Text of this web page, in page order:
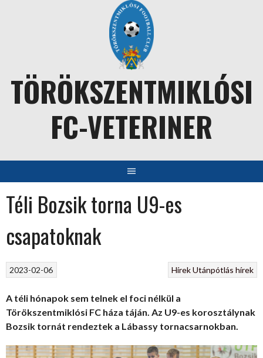
TÖRÖKSZENTMIKLÓSI
FC-VETERINER
Téli Bozsik torna U9-es
csapatoknak
HírekUtánpótlás hírek
2023-02-06
A téli hónapok sem telnek el foci nélkül a
Törökszentmiklósi FC háza táján. Az U9-es korosztálynak
Bozsik tornát rendeztek a Lábassy tornacsarnokban.